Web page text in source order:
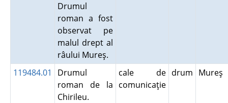
Drumul
roman a fost
observat pe
malul drept al
râului Mureş.
119484.01
Drumul
roman de la
Chirileu.
cale de
comunicaţie
drum Mureş